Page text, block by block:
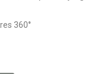
360°